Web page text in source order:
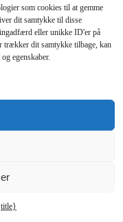
som cookies til at gemme
dit samtykke til disse
eller unikke ID'er på
trækker dit samtykke tilbage, kan
egenskaber.